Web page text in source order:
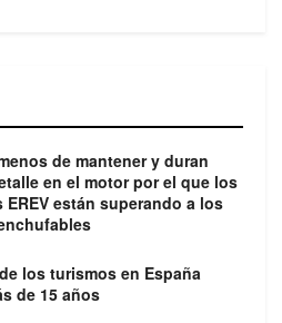
de mantener y duran
en el motor por el que los
EREV están superando a los
los turismos en España
de 15 años